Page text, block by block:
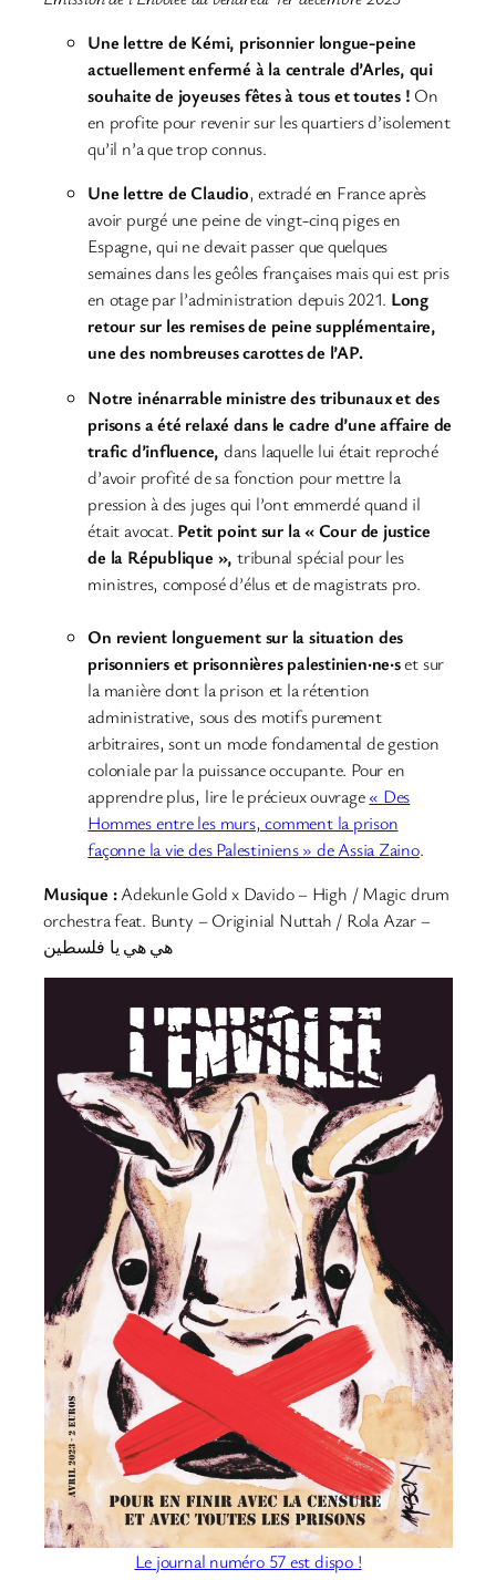
Une lettre de Kémi, prisonnier longue-peine
actuellement enfermé à la centrale d’Arles, qui
souhaite de joyeuses fêtes à tous et toutes ! On
en profite pour revenir sur les quartiers d’isolement
qu’il n’a que trop connus.
Une lettre de Claudio, extradé en France après
avoir purgé une peine de vingt-cinq piges en
Espagne, qui ne devait passer que quelques
semaines dans les geôles françaises mais qui est pris
en otage par l’administration depuis 2021. Long
retour sur les remises de peine supplémentaire,
une des nombreuses carottes de l’AP.
Notre inénarrable ministre des tribunaux et des
prisons a été relaxé dans le cadre d’une affaire de
trafic d’influence, dans laquelle lui était reproché
d’avoir profité de sa fonction pour mettre la
pression à des juges qui l’ont emmerdé quand il
était avocat. Petit point sur la « Cour de justice
de la République », tribunal spécial pour les
ministres, composé d’élus et de magistrats pro.
On revient longuement sur la situation des
prisonniers et prisonnières palestinien·ne·set sur
la manière dont la prison et la rétention
administrative, sous des motifs purement
arbitraires, sont un mode fondamental de gestion
coloniale par la puissance occupante. Pour en
apprendre plus, lire le précieux ouvrage« Des
Hommes entre les murs, comment la prison
façonne la vie des Palestiniens » de Assia Zaino.
Musique :Adekunle Gold x Davido – High / Magic drum
orchestra feat. Bunty – Originial Nuttah / Rola Azar –
هي هي يا فلسطين
Le journal numéro 57 est dispo !